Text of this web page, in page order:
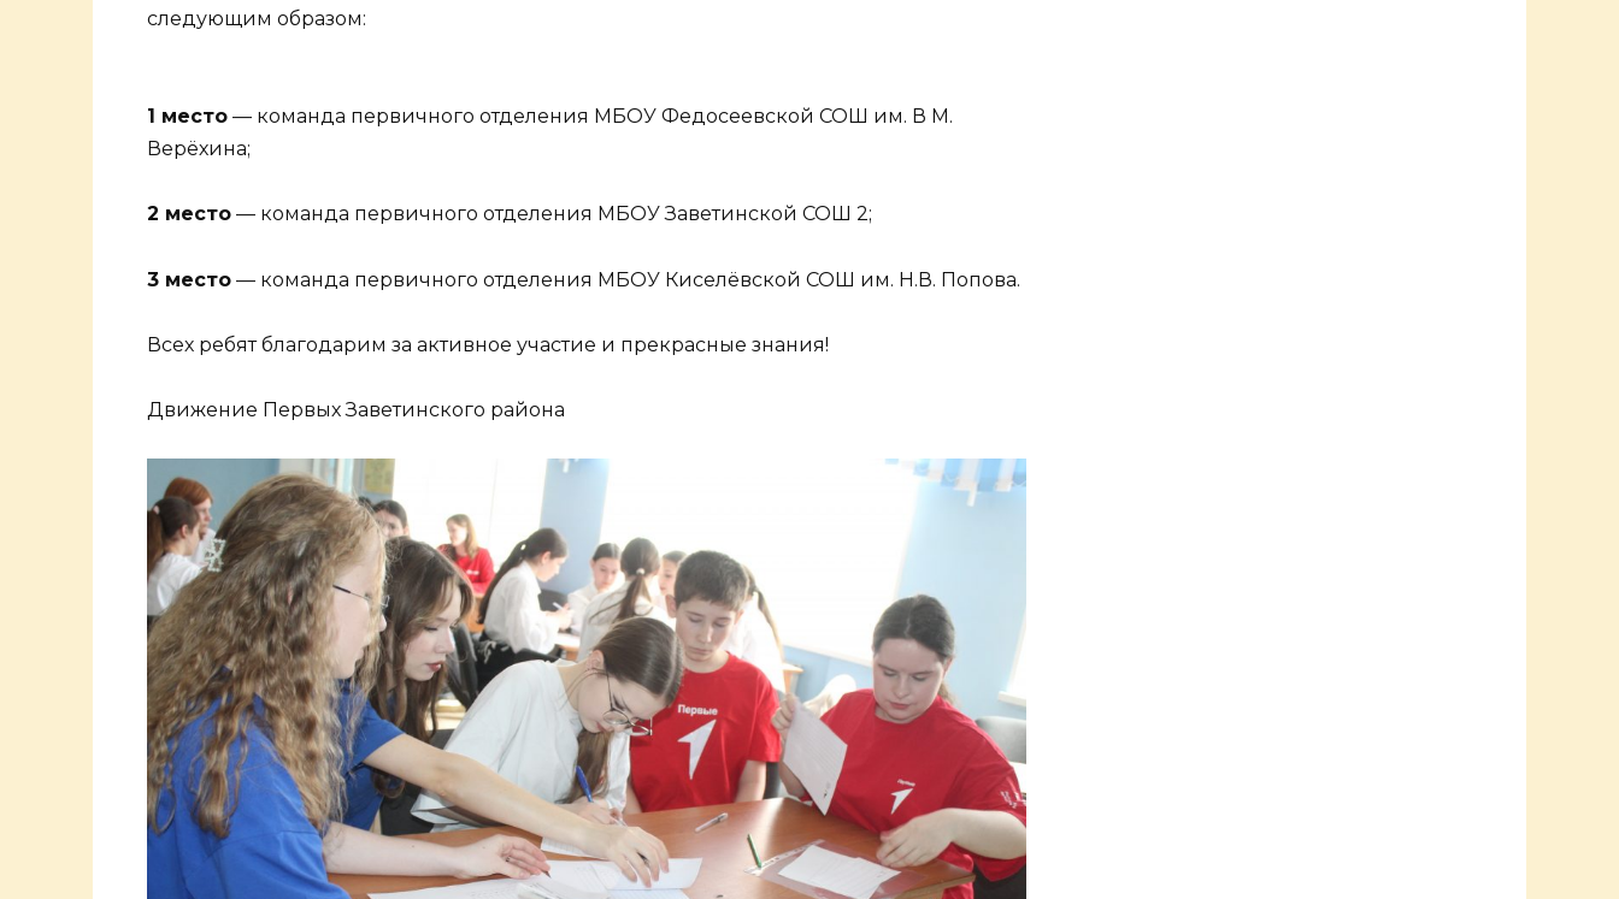
следующим образом:
1 место — команда первичного отделения МБОУ Федосеевской СОШ им. В М.
Верёхина;
2 место — команда первичного отделения МБОУ Заветинской СОШ 2;
3 место — команда первичного отделения МБОУ Киселёвской СОШ им. Н.В. Попова.
Всех ребят благодарим за активное участие и прекрасные знания!
Движение Первых Заветинского района